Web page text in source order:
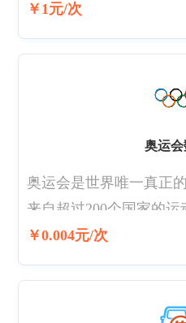
￥1元/次
奥运
奥运会是世界唯一真正
来自超过200个国家的运
奥会超过400场比赛的争
结、竞争、感受鼓舞的
￥0.004元/次